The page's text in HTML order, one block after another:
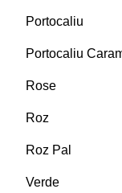
Portocaliu
Portocaliu
Rose
Roz
Roz Pal
Verde